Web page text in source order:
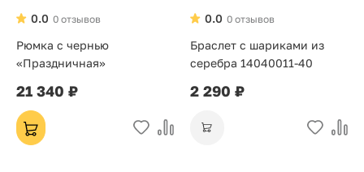
0 отзывов
0.0
Рюмка с чернью
«Праздничная»
21 340 ₽
0 отзывов
0.0
Браслет с шариками из
серебра 14040011-40
2 290 ₽